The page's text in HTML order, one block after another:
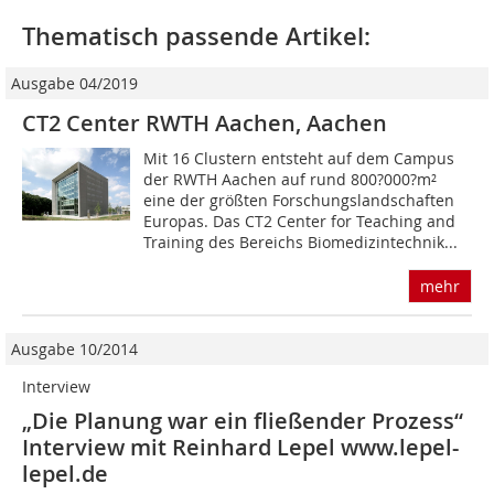
Thematisch passende Artikel:
Ausgabe 04/2019
CT2 Center RWTH Aachen, Aachen
Mit 16 Clustern entsteht auf dem Campus
der RWTH Aachen auf rund 800?000?m²
eine der größten Forschungslandschaften
Europas. Das CT2 Center for Teaching and
Training des Bereichs Biomedizintechnik...
mehr
Ausgabe 10/2014
Interview
„Die Planung war ein fließender Prozess“
Interview mit Reinhard Lepel www.lepel-
lepel.de